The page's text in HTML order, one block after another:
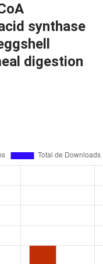
synthase
digestion